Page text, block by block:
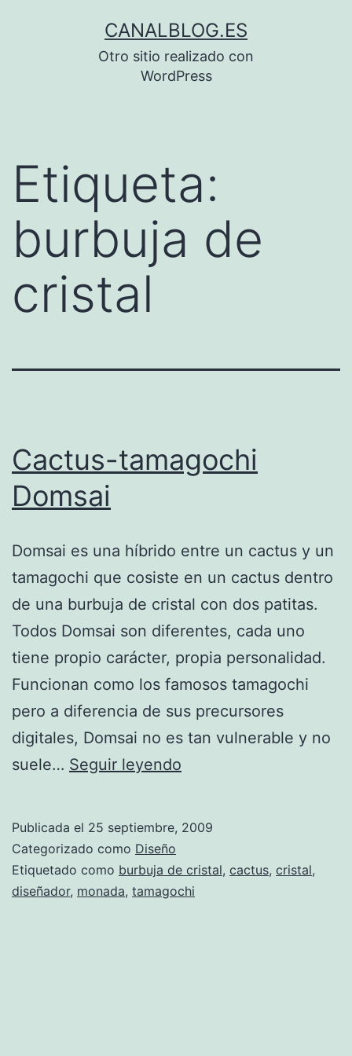
CANALBLOG.ES
Otro sitio realizado con
WordPress
Etiqueta:
burbuja de
cristal
Cactus-tamagochi
Domsai
Domsai es una híbrido entre un cactus y un
tamagochi que cosiste en un cactus dentro
de una burbuja de cristal con dos patitas.
Todos Domsai son diferentes, cada uno
tiene propio carácter, propia personalidad.
Funcionan como los famosos tamagochi
pero a diferencia de sus precursores
digitales, Domsai no es tan vulnerable y no
suele… Seguir leyendo
Publicada el 25 septiembre, 2009
Categorizado como Diseño
Etiquetado como burbuja de cristal, cactus, cristal,
diseñador, monada, tamagochi